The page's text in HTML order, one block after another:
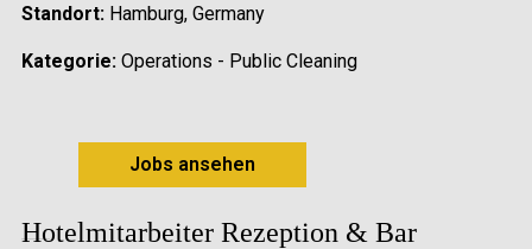
Standort:Hamburg, Germany
Kategorie:Operations - Public Cleaning
Jobs ansehen
Hotelmitarbeiter Rezeption & Bar